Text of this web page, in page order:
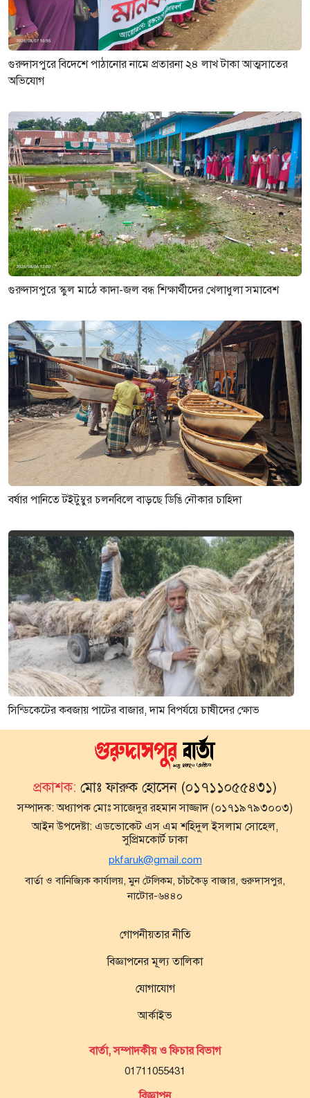
গুরুদাসপুরে বিদেশে পাঠানোর নামে প্রতারনা ২৪ লাখ টাকা আত্মসাতের
অভিযোগ
গুরুদাসপুরে স্কুল মাঠে কাদা-জল বন্ধ শিক্ষার্থীদের খেলাধুলা সমাবেশ
বর্ষার পানিতে টইটুম্বুর চলনবিলে বাড়ছে ডিঙি নৌকার চাহিদা
সিন্ডিকেটের কবজায় পাটের বাজার, দাম বিপর্যয়ে চাষীদের ক্ষোভ
প্রকাশক: মোঃ ফারুক হোসেন (০১৭১১০৫৫৪৩১)
সম্পাদক:অধ্যাপক মোঃ সাজেদুর রহমান সাজ্জাদ (০১৭১৯৭৯৩০০৩)
আইন উপদেষ্টা: এডভোকেট এস এম শহিদুল ইসলাম সোহেল,
সুপ্রিমকোর্ট ঢাকা
pkfaruk@gmail.com
বার্তা ও বানিজ্যিক কার্যালয়, মুন টেলিকম, চাঁচকৈড় বাজার, গুরুদাসপুর,
নাটোর-৬৪৪০
গোপনীয়তার নীতি
বিজ্ঞাপনের মূল্য তালিকা
যোগাযোগ
আর্কাইভ
বার্তা, সম্পাদকীয় ও ফিচার বিভাগ
01711055431